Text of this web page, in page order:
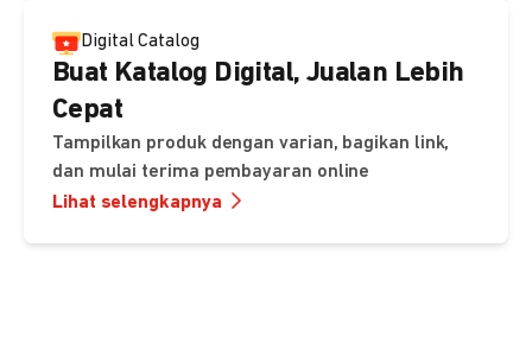
Digital Catalog
Buat Katalog Digital, Jualan Lebih
Cepat
Tampilkan produk dengan varian, bagikan link,
dan mulai terima pembayaran online
Lihat selengkapnya